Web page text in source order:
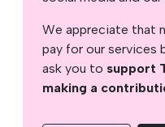
We appreciate that
pay for our services
ask you to support
making a